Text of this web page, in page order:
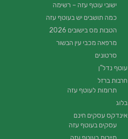
ישובי עוטף עזה – רשימה
כמה תושבים יש בעוטף עזה
הטבות מס בישובים 2026
מרפאה מכבי עין הבשור
סרטונים
עוטף נדל”ן
חרבות ברזל
תרומות לעוטף עזה
בלוג
אינדקס עסקים חינם
עסקים בעוטף עזה